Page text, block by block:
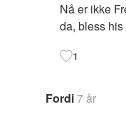
Nå er ikke
da, bless
1
Fordi7 år